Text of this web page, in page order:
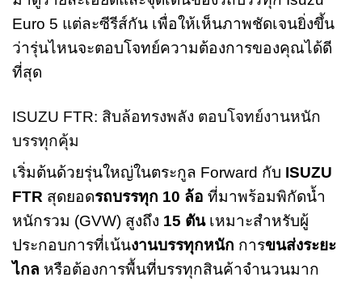
Euro 5 แต่ละซีรีส์กัน เพื่อให้เห็นภาพชัดเจนยิ่งขึ้น
ว่ารุ่นไหนจะตอบโจทย์ความต้องการของคุณได้ดี
ที่สุด
ISUZU FTR: สิบล้อทรงพลัง ตอบโจทย์งานหนัก
บรรทุกคุ้ม
เริ่มต้นด้วยรุ่นใหญ่ในตระกูล Forward กับ ISUZU
FTR สุดยอดรถบรรทุก 10 ล้อ ที่มาพร้อมพิกัดน้ำ
หนักรวม (GVW) สูงถึง 15 ตันเหมาะสำหรับผู้
ประกอบการที่เน้นงานบรรทุกหนัก การขนส่งระยะ
ไกล หรือต้องการพื้นที่บรรทุกสินค้าจำนวนมาก